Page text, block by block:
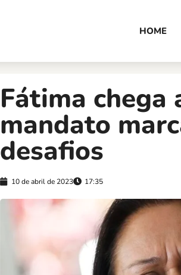
HOME
Fátima chega
mandato
desafios
10 de abril de 2023 17:35